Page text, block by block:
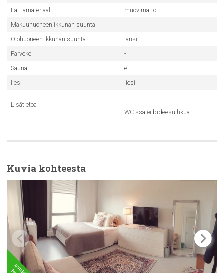
Lattiamateriaali
muovimatto
Makuuhuoneen ikkunan suunta
Olohuoneen ikkunan suunta
länsi
Parveke
-
Sauna
ei
liesi
liesi
Lisätietoa
WC:ssä ei bideesuihkua
Kuvia kohteesta